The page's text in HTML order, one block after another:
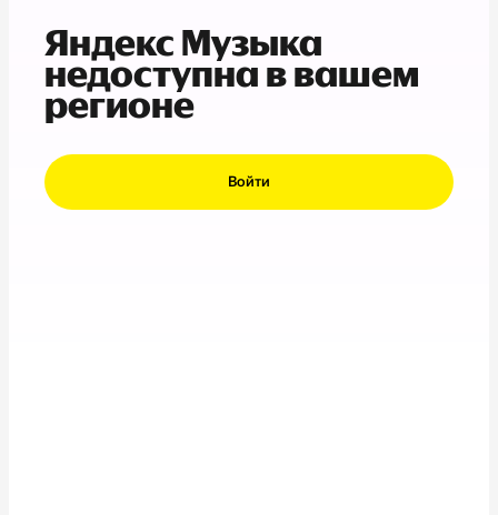
Яндекс Музыка
недоступна в вашем
регионе
Войти